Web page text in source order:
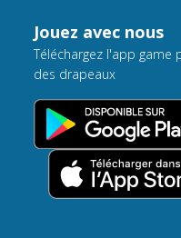
Jouez avec nous
Téléchargez l'app game
des drapeaux